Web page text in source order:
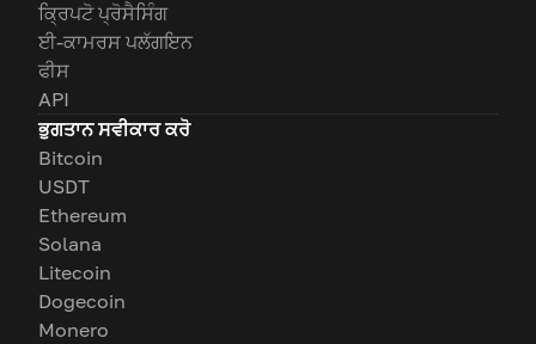
ਕ੍ਰਿਪਟੋ ਪ੍ਰੋਸੈਸਿੰਗ
ਈ-ਕਾਮਰਸ ਪਲੱਗਇਨ
ਫੀਸ
API
ਭੁਗਤਾਨ ਸਵੀਕਾਰ ਕਰੋ
Bitcoin
USDT
Ethereum
Solana
Litecoin
Dogecoin
Monero